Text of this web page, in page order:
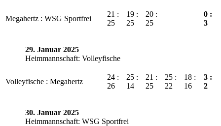
Megahertz : WSG Sportfrei
21 :
25
19 :
25
20 :
25
0 :
3
29. Januar 2025
Heimmannschaft: Volleyfische
Volleyfische : Megahertz
24 :
26
25 :
14
21 :
25
25 :
22
18 :
16
3 :
2
30. Januar 2025
Heimmannschaft: WSG Sportfrei